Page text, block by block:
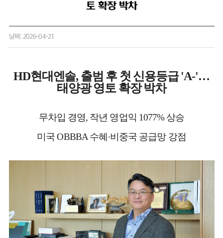
토 확장 박차
날짜: 2026-04-21
HD현대엔솔, 출범 후 첫 신용등급 'A-'…
태양광 영토 확장 박차
무차입 경영, 작년 영업익 1077% 상승
미국 OBBBA 수혜·비중국 공급망 강점